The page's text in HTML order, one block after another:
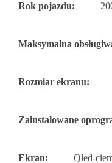
Rok pojazdu:
Maksymalna
Rozmiar ekranu:
Zainstalowane
Ekran: Qled-